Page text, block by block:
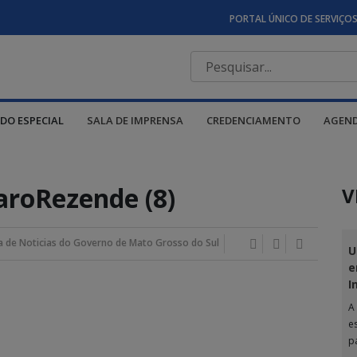
PORTAL ÚNICO DE SERVIÇOS
ESPECIAL SALA DE IMPRENSA CREDENCIAMENTO
(8)
de Noticias do Governo de Mato Grosso do Sul
A